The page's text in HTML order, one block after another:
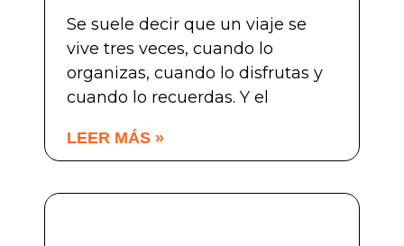
Se suele decir que un viaje se
vive tres veces, cuando lo
organizas, cuando lo disfrutas y
cuando lo recuerdas. Y el
LEER MÁS »